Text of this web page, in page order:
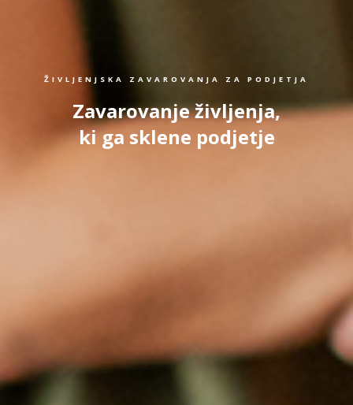
ŽIVLJENJSKA ZAVAROVANJA ZA PODJETJA
Zavarovanje življenja,
ki ga sklene podjetje